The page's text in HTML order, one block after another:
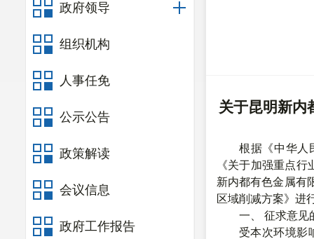
政府领导
组织机构
人事任免
公示公告
政策解读
会议信息
政府工作报告
关于昆明新内
根据《中华人
《关于加强重点
新内都有色金属有
区域削减方案》进
一、
征求意见
受本次环境影